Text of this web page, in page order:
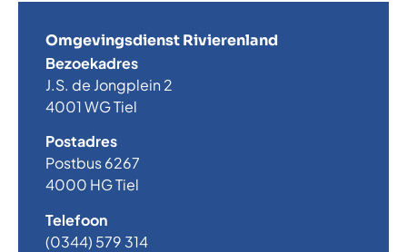
Omgevingsdienst Rivierenland
Bezoekadres
J.S. de Jongplein 2
4001 WG Tiel
Postadres
Postbus 6267
4000 HG Tiel
Telefoon
(0344) 579 314